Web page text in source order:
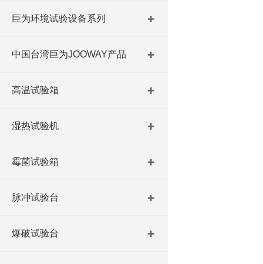
巨为环境试验设备系列
中国台湾巨为JOOWAY产品
高温试验箱
湿热试验机
霉菌试验箱
脉冲试验台
爆破试验台